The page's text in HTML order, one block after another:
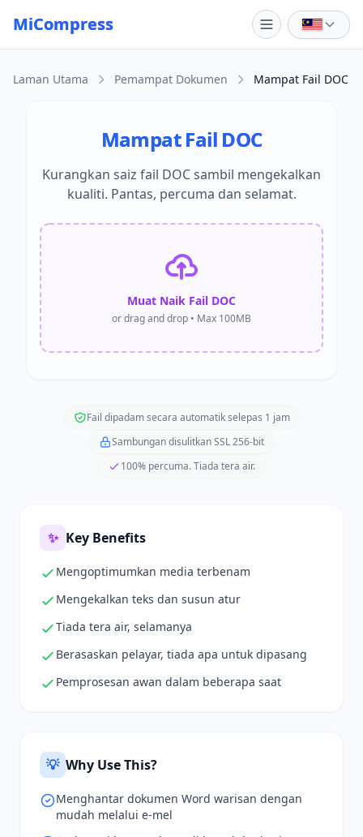
Skip to main content
MiCompress
Laman Utama Pemampat Dokumen Mampat Fail DOC
Mampat Fail DOC
Kurangkan saiz fail DOC sambil mengekalkan
kualiti. Pantas, percuma dan selamat.
Muat Naik Fail DOC
or drag and drop • Max 100MB
Fail dipadam secara automatik selepas 1 jam
Sambungan disulitkan SSL 256-bit
100% percuma. Tiada tera air.
✨ Key Benefits
Mengoptimumkan media terbenam
Mengekalkan teks dan susun atur
Tiada tera air, selamanya
Berasaskan pelayar, tiada apa untuk dipasang
Pemprosesan awan dalam beberapa saat
💡 Why Use This?
Menghantar dokumen Word warisan dengan
mudah melalui e-mel